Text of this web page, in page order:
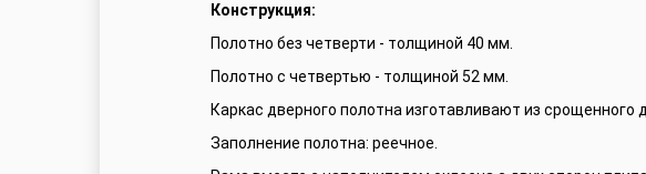
Конструкция:
Полотно без четверти - толщиной 40 мм.
Полотно с четвертью - толщиной 52 мм.
Каркас дверного полотна изготавливают из
Заполнение полотна: реечное.